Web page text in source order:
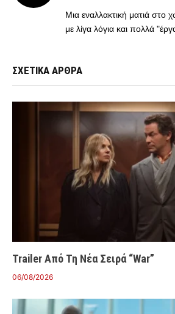
Μια εναλλακτική ματιά στο
με λίγα λόγια και πολλά
ΣΧΕΤΙΚΑ ΑΡΘΡΑ
Trailer Από Τη Νέα Σειρά “War”
06/08/2026